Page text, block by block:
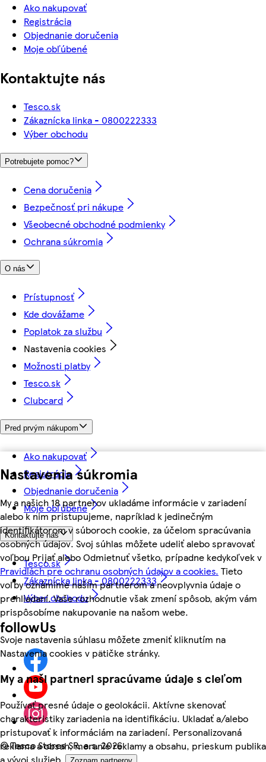
Nastavenia súkromia
My a našich 18 partnerov ukladáme informácie v zariadení
alebo k nim pristupujeme, napríklad k jedinečným
identifikátorom v súboroch cookie, za účelom spracúvania
osobných údajov. Svoj súhlas môžete udeliť alebo spravovať
voľbou Prijať alebo Odmietnuť všetko, prípadne kedykoľvek v
Pravidlách pre ochranu osobných údajov a cookies. Tieto
voľby oznámime našim partnerom a neovplyvnia údaje o
prehliadaní. Vaše rozhodnutie však zmení spôsob, akým vám
prispôsobíme nakupovanie na našom webe.
Svoje nastavenia súhlasu môžete zmeniť kliknutím na
Nastavenia cookies v pätičke stránky.
My a naši partneri spracúvame údaje s cieľom
Používať presné údaje o geolokácii. Aktívne skenovať
charakteristiky zariadenia na identifikáciu. Ukladať a/alebo
pristupovať k informáciám na zariadení. Personalizovaná
reklama a obsah, meranie reklamy a obsahu, prieskum publika
Ako nakupovať
Registrácia
Objednanie doručenia
Moje obľúbené
Kontaktujte nás
Tesco.sk
Zákaznícka linka - 0800222333
Výber obchodu
Potrebujete pomoc?
Cena doručenia
Bezpečnosť pri nákupe
Všeobecné obchodné podmienky
Ochrana súkromia
O nás
Prístupnosť
Kde dovážame
Poplatok za službu
Nastavenia cookies
Možnosti platby
Tesco.sk
Clubcard
Pred prvým nákupom
Ako nakupovať
Registrácia
Objednanie doručenia
Moje obľúbené
Kontaktujte nás
Tesco.sk
Zákaznícka linka - 0800222333
Výber obchodu
followUs
©Tesco Stores SR, a.s. 2026